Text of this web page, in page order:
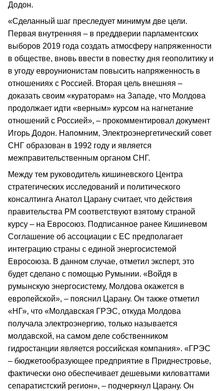
Додон.
«Сделанный шаг преследует минимум две цели.
Первая внутренняя – в преддверии парламентских
выборов 2019 года создать атмосферу напряженности
в обществе, вновь ввести в повестку дня геополитику и
в угоду евроунионистам повысить напряженность в
отношениях с Россией. Вторая цель внешняя –
доказать своим «кураторам» на Западе, что Молдова
продолжает идти «верным» курсом на нагнетание
отношений с Россией», – прокомментировал документ
Игорь Додон. Напомним, Электроэнергетический совет
СНГ образован в 1992 году и является
межправительственным органом СНГ.
Между тем руководитель кишиневского Центра
стратегических исследований и политического
консалтинга Анатол Царану считает, что действия
правительства РМ соответствуют взятому страной
курсу – на Евросоюз. Подписанное ранее Кишиневом
Соглашение об ассоциации с ЕС предполагает
интеграцию страны с единой энергосистемой
Евросоюза. В данном случае, отметил эксперт, это
будет сделано с помощью Румынии. «Войдя в
румынскую энергосистему, Молдова окажется в
европейской», – пояснил Царану. Он также отметил
«НГ», что «Молдавская ГРЭС, откуда Молдова
получала электроэнергию, только называется
молдавской, на самом деле собственником
гидростанции является российская компания». «ГРЭС
– бюджетообразующее предприятие в Приднестровье,
фактически оно обеспечивает дешевыми киловаттами
сепаратистский регион», – подчеркнул Царану. Он